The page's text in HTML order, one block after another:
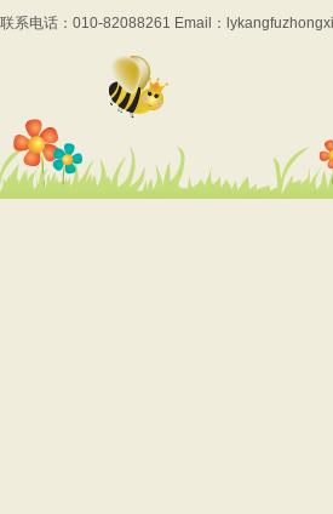
联系电话：010-82088261 Email：